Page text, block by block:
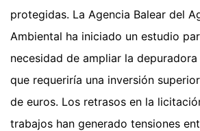
protegidas. La Agencia Balear del
Ambiental ha iniciado un estudio
necesidad de ampliar la
que requeriría una inversión
de euros. Los retrasos en la
trabajos han generado tensiones